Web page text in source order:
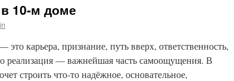
м
доме
10-м доме
карьера, признание, путь вверх, ответственность,
реализация — важнейшая часть самоощущения. В
строить что-то надёжное, основательное,